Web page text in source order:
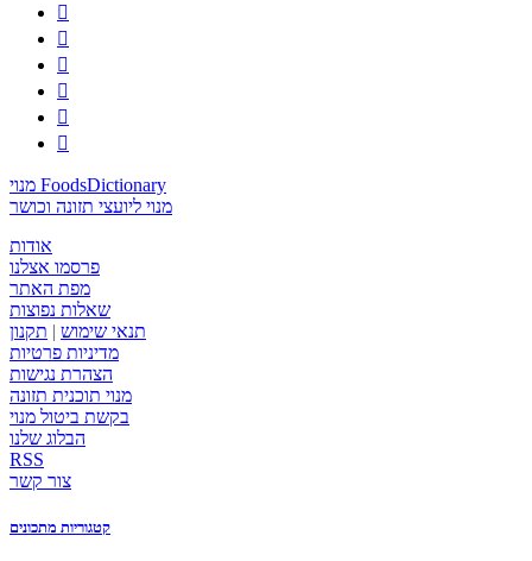






מנוי FoodsDictionary
מנוי ליועצי תזונה וכושר
אודות
פרסמו אצלנו
מפת האתר
שאלות נפוצות
תנאי שימוש | תקנון
מדיניות פרטיות
הצהרת נגישות
מנוי תוכנית תזונה
בקשת ביטול מנוי
הבלוג שלנו
RSS
צור קשר
קטגוריות מתכונים